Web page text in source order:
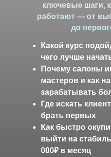
ключевые шаги,
работают — от
до
Какой курс
чего лучше
Почему салоны
мастеров и как
зарабатывать
Где искать
брать первых
Как быстро
выйти на
000₽ в месяц